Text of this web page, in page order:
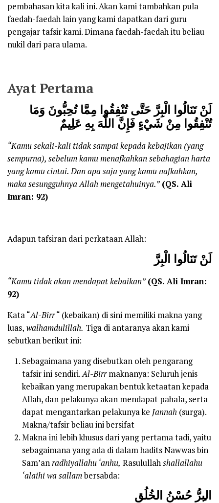
pembahasan kita kali ini. Akan kami tambahkan pula
faedah-faedah lain yang kami dapatkan dari guru
pengajar tafsir kami. Dimana faedah-faedah itu beliau
nukil dari para ulama.
Ayat Pertama
لَنْ تَنَالُوا الْبِرَّ حَتَّى تُنْفِقُوا مِمَّا تُحِبُّونَ وَمَا
تُنْفِقُوا مِنْ شَيْءٍ فَإِنَّ اللَّهَ بِهِ عَلِيمٌ
“Kamu sekali-kali tidak sampai kepadakebajikan (yang
sempurna), sebelum kamu menafkahkan sebahagian harta
yang kamu cintai. Dan apa saja yang kamu nafkahkan,
maka sesungguhnya Allah mengetahuinya.” (QS. Ali
Imran: 92)
Adapun tafsiran dari perkataan Allah:
لَنْ تَنَالُوا الْبِرَّ
“Kamu tidak akan mendapat kebaikan” (QS. Ali Imran:
92)
Kata “Al-Birr“ (kebaikan) di sini memiliki makna yang
luas, walhamdulillah. Tiga di antaranya akan kami
sebutkan berikut ini:
Sebagaimana yang disebutkan oleh pengarang
tafsir ini sendiri.Al-Birrmaknanya: Seluruh jenis
kebaikan yang merupakan bentuk ketaatan kepada
Allah, dan pelakunya akan mendapat pahala, serta
dapat mengantarkan pelakunya ke Jannah (surga).
Makna/tafsir beliau ini bersifat
Makna ini lebih khusus dari yang pertama tadi, yaitu
sebagaimana yang ada di dalam hadits Nawwas bin
Sam’anradhiyallahu ‘anhu, Rasulullahshallallahu
‘alaihi wa sallambersabda:
البرُّ حُسْنُ الخُلُقِ